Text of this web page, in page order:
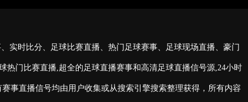
实时比分、足球比赛直播、热门足球赛事、足球现场直播、豪门
热门比赛直播,超全的足球直播赛事和高清足球直播信号源,24小时
事直播信号均由用户收集或从搜索引擎搜索整理获得，所有内容